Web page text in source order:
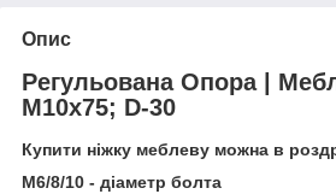
Опис
Регульована Опора |
М10х75; D-30
Купити ніжку меблеву можна в
М6/8/10 - діаметр болта